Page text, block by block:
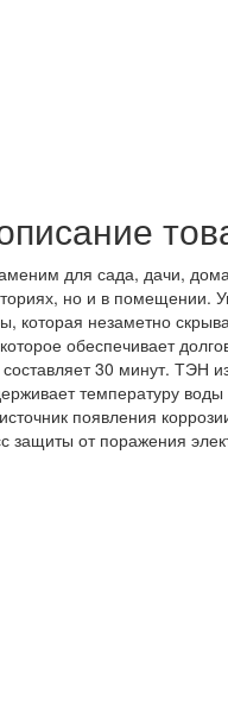
для сада, дачи,
но и в помещении.
которая незаметно
обеспечивает
составляет 30 минут.
температуру
появления
защиты от поражения